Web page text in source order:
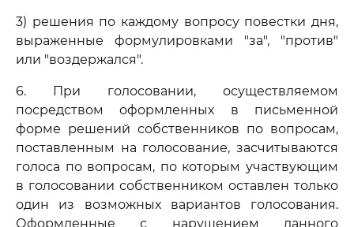
3) решения по каждому вопросу повестки дня,
выраженные формулировками "за", "против"
или "воздержался".
6. При голосовании, осуществляемом
посредством оформленных в письменной
форме решений собственников по вопросам,
поставленным на голосование, засчитываются
голоса по вопросам, по которым участвующим
в голосовании собственником оставлен только
один из возможных вариантов голосования.
Оформленные с нарушением данного